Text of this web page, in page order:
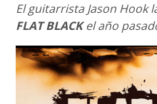
El guitarrista Jason Hook
FLAT BLACKel año